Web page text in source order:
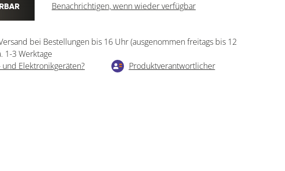
Benachrichtigen, wenn wieder verfügbar
bei Bestellungen bis 16 Uhr (ausgenommen freitags bis 12
1-3 Werktage
und Elektronikgeräten?
Produktverantwortlicher